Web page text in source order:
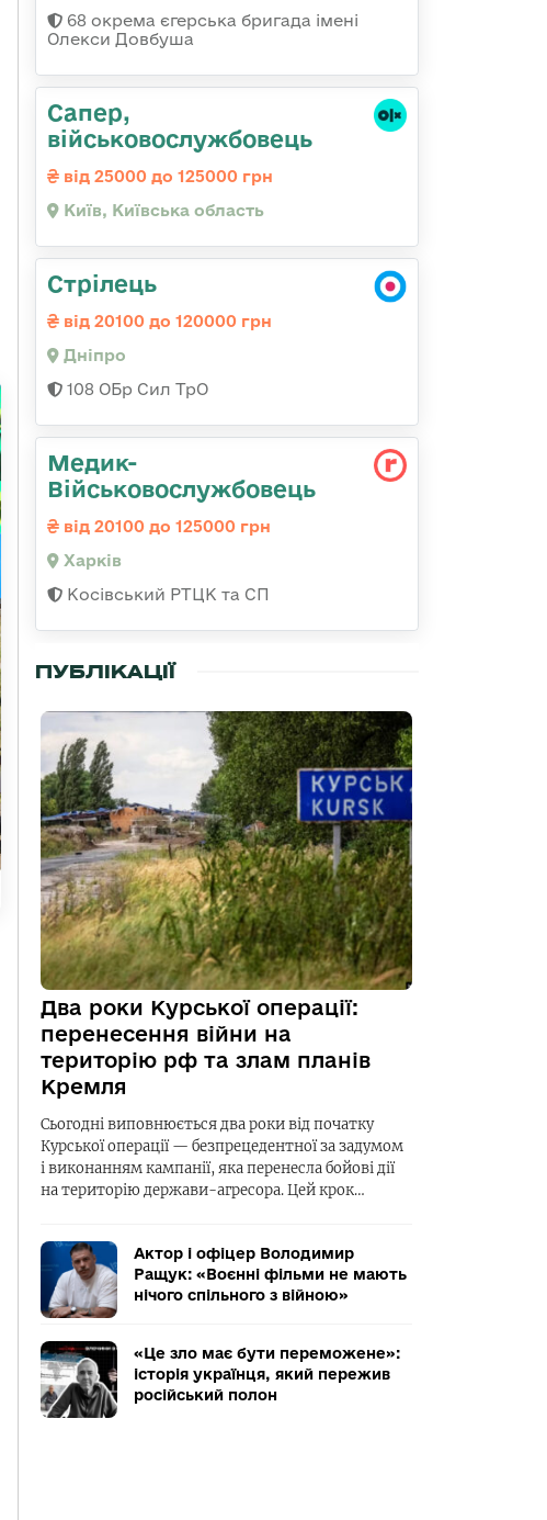
68 окрема єгерська бригада імені
Олекси Довбуша
Сапер,
військовослужбовець
від 25000 до 125000 грн
Київ, Київська область
Стрілець
від 20100 до 120000 грн
Дніпро
108 ОБр Сил ТрО
Медик-
Військовослужбовець
від 20100 до 125000 грн
Харків
Косівський РТЦК та СП
ПУБЛІКАЦІЇ
Два роки Курської операції:
перенесення війни на
територію рф та злам планів
Кремля
Сьогодні виповнюється два роки від початку
Курської операції — безпрецедентної за задумом
і виконанням кампанії, яка перенесла бойові дії
на територію держави-агресора. Цей крок…
Актор і офіцер Володимир
Ращук: «Воєнні фільми не мають
нічого спільного з війною»
«Це зло має бути переможене»:
історія українця, який пережив
російський полон